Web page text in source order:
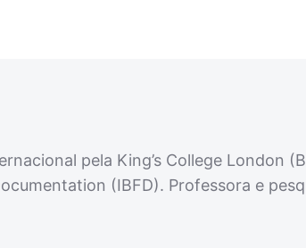
pela King’s College London
(IBFD). Professora e